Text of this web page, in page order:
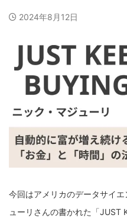
2024年8月12日
今回はアメリカのデータサイ
ューリさんの書かれた「JUST